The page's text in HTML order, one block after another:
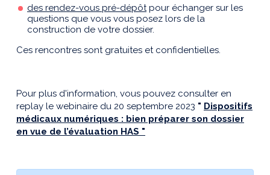
des rendez-vous pré-dépôtpour échanger sur les
questions que vous vous posez lors de la
construction de votre dossier.
Ces rencontres sont gratuites et confidentielles.
Pour plus d'information, vous pouvez consulter en
replay le webinaire du 20 septembre 2023 " Dispositifs
médicaux numériques : bien préparer son dossier
en vue de l’évaluation HAS "